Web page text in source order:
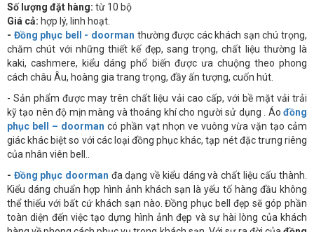
Số lượng đặt hàng: từ 10 bộ
Giá cả: hợp lý, linh hoạt.
- Đồng phục bell - doorman thường được các khách sạn chú trọng,
chăm chút với những thiết kế đẹp, sang trọng, chất liệu thường là
kaki, cashmere, kiểu dáng phổ biến được ưa chuộng theo phong
cách châu Âu, hoàng gia trang trọng, đầy ấn tượng, cuốn hút.
- Sản phẩm được may trên chất liệu vải cao cấp, với bề mặt vải trải
kỹ tạo nên độ mịn màng và thoáng khí cho người sử dụng . Áo đồng
phục bell – doorman có phần vạt nhọn ve vuông vừa vặn tạo cảm
giác khác biệt so với các loại đồng phục khác, tạp nét đặc trưng riêng
của nhân viên bell..
- Đồng phục doorman đa dạng về kiểu dáng và chất liệu cấu thành.
Kiểu dáng chuẩn hợp hình ảnh khách sạn là yếu tố hàng đầu không
thể thiếu với bất cứ khách sạn nào. Đồng phục bell đẹp sẽ góp phần
toàn diện đến việc tạo dựng hình ảnh đẹp và sự hài lòng của khách